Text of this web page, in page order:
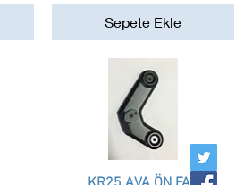
Sepete Ekle